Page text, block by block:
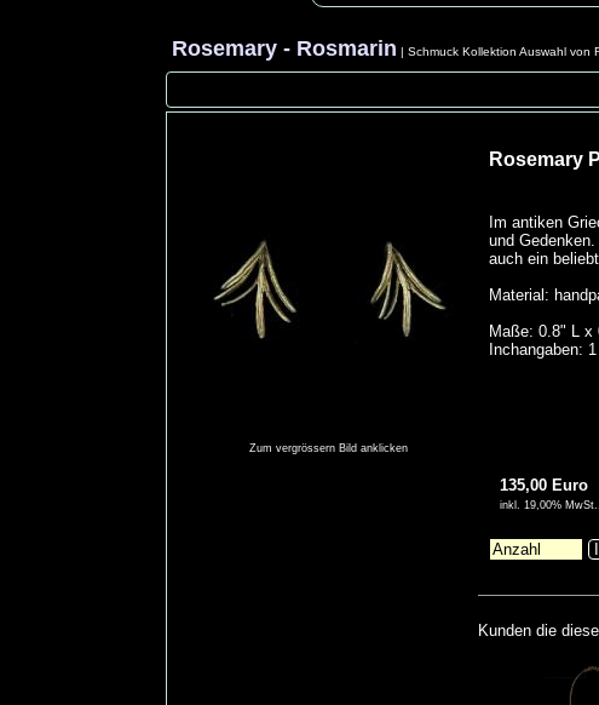
Rosemary - Rosmarin |Schmuck Kollektion Auswahl von
Zum vergrössern Bild anklicken
Rosemary
Im antiken
und
auch ein
Material:
Maße: 0.8" L x
Inchangaben:
135,00 Euro
inkl. 19,00%
Kunden die